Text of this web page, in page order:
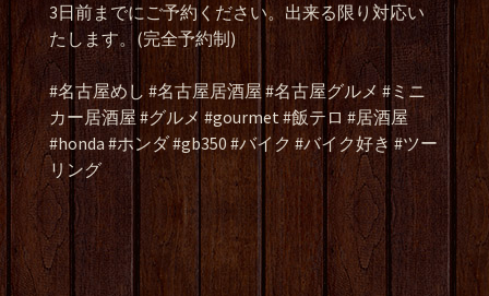
3日前までにご予約ください。出来る限り対応い
たします。(完全予約制)
#名古屋めし #名古屋居酒屋 #名古屋グルメ #ミニ
カー居酒屋 #グルメ #gourmet #飯テロ #居酒屋
#honda #ホンダ #gb350 #バイク #バイク好き #ツー
リング